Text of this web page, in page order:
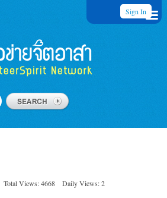
Sign In
Total Views: 4668
Daily Views: 2